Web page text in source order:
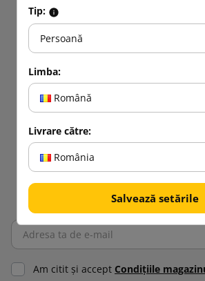
Am citit şi accept Condiţiile
Tip:
Persoană
Limba:
Română
Livrare către:
România
Salvează setările